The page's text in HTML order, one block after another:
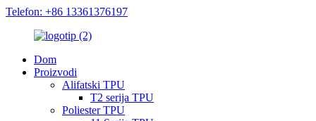
Telefon: +86 13361376197
Dom
Proizvodi
Alifatski TPU
T2 serija TPU
Poliester TPU